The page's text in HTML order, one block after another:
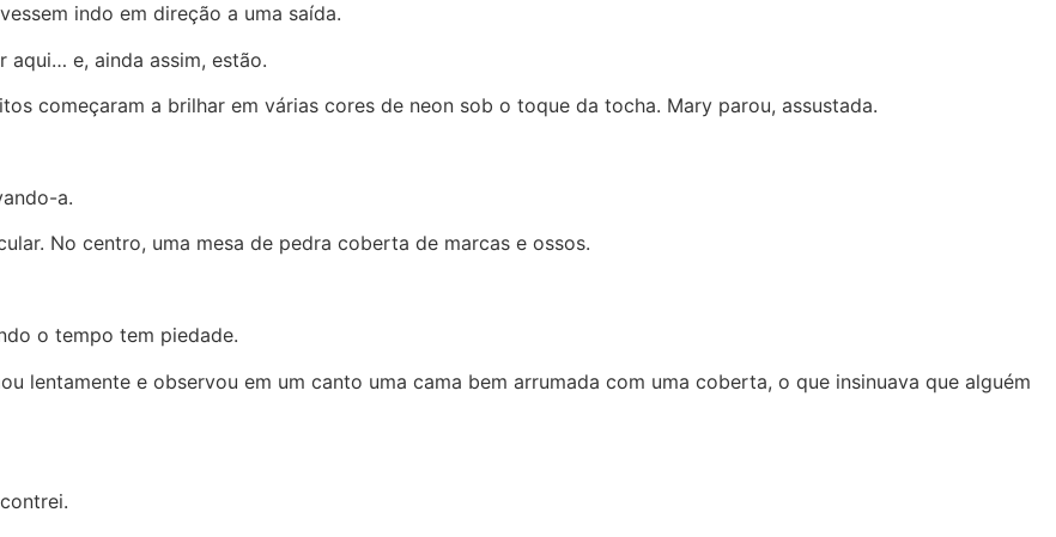
indo em direção a uma saída.
e, ainda assim, estão.
começaram a brilhar em várias cores de neon sob o toque da tocha. Mary parou, assustada.
a.
No centro, uma mesa de pedra coberta de marcas e ossos.
o tempo tem piedade.
lentamente e observou em um canto uma cama bem arrumada com uma coberta, o que insinuava que alguém